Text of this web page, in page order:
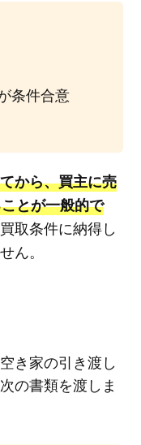
条件合意
から、買主に売
とが一般的で
取条件に納得し
ん。
き家の引き渡し
の書類を渡しま